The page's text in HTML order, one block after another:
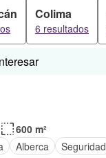
Colima
6 resultados
600 m²
Alberca Seguridad